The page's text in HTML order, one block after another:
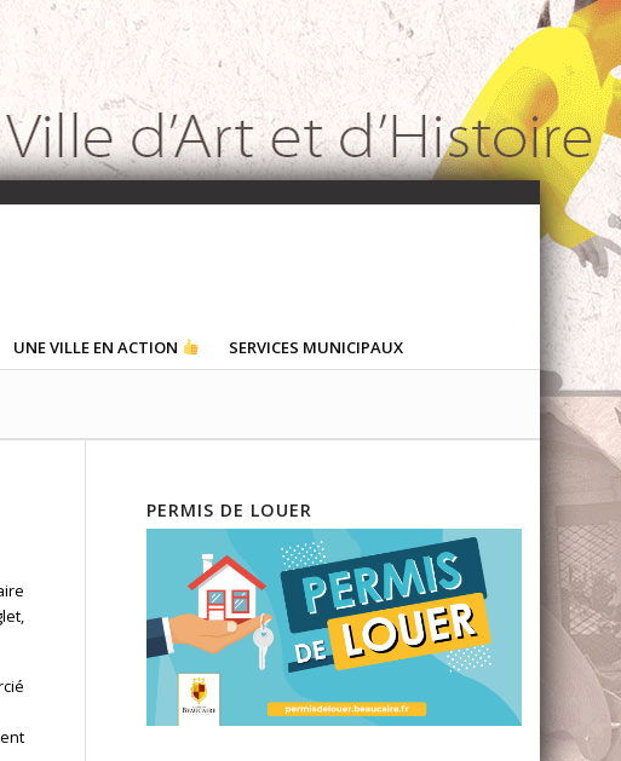
UNE VILLE EN ACTION SERVICES MUNICIPAUX
PERMIS DE LOUER